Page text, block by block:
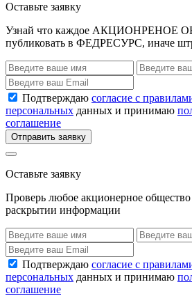
Оставьте заявку
Узнай что каждое АКЦИОНРЕНОЕ
публиковать в ФЕДРЕСУРС, иначе
Подтверждаю согласие с
персональных данных и принимаю
соглашение
Отправить заявку
Оставьте заявку
Проверь любое акционерное
раскрытии информации
Подтверждаю согласие с
персональных данных и принимаю
соглашение